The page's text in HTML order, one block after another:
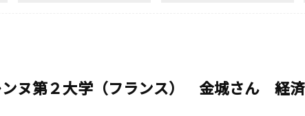
ンヌ第２大学（フランス） 金城さん 経